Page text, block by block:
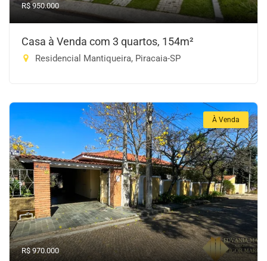
R$ 950.000
Casa à Venda com 3 quartos, 154m²
Residencial Mantiqueira, Piracaia-SP
À Venda
R$ 970.000